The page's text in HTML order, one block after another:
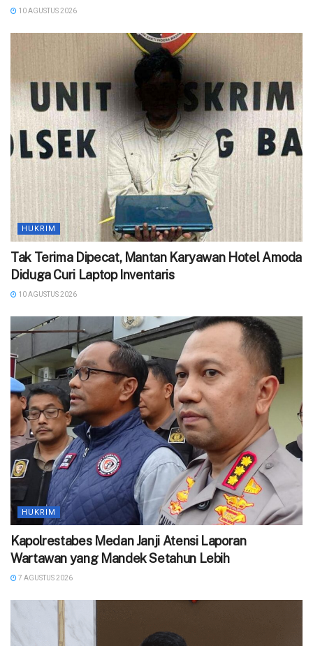
10 AGUSTUS 2026
HUKRIM
Tak Terima Dipecat, Mantan Karyawan Hotel Amoda
Diduga Curi Laptop Inventaris
10 AGUSTUS 2026
HUKRIM
Kapolrestabes Medan Janji Atensi Laporan
Wartawan yang Mandek Setahun Lebih
7 AGUSTUS 2026